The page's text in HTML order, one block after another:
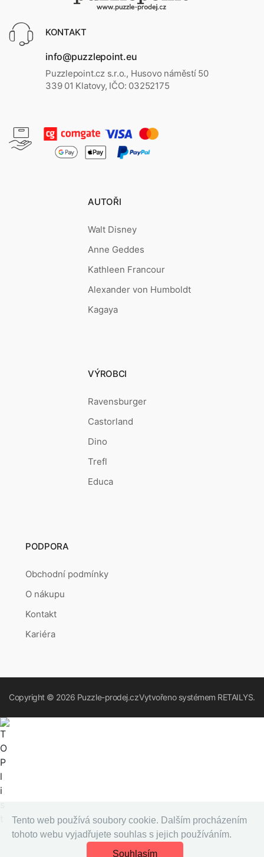
KONTAKT
info@puzzlepoint.eu
Puzzlepoint.cz s.r.o., Husovo náměstí 50
339 01 Klatovy, IČO: 03252175
AUTOŘI
Walt Disney
Anne Geddes
Kathleen Francour
Alexander von Humboldt
Kagaya
VÝROBCI
Ravensburger
Castorland
Dino
Trefl
Educa
PODPORA
Obchodní podmínky
O nákupu
Kontakt
Kariéra
Copyright © 2026 Puzzle-prodej.czVytvořeno systémem RETAILYS.
Tento web používá soubory cookie. Dalším procházením
tohoto webu vyjadřujete souhlas s jejich používáním.
Souhlasím